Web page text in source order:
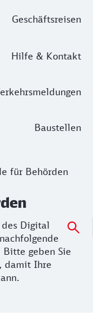
Geschäftsreisen
Hilfe & Kontakt
Baustellen
für Behörden
Digital
geben Sie
damit Ihre